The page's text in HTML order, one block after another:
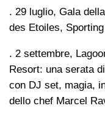
. 29 luglio, Gala
des Etoiles,
. 2 settembre,
Resort: una serata
con DJ set, magia,
dello chef Marcel